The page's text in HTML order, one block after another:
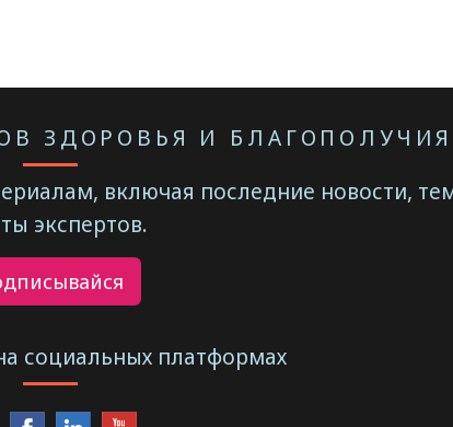
ЗДОРОВЬЯ И БЛАГОПОЛУЧИЯ
включая последние новости,
экспертов.
социальных платформах